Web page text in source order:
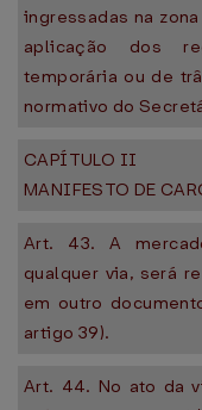
ingressadas na
aplicação dos
temporária ou de
normativo do
CAPÍTULO II
MANIFESTO DE
Art. 43. A
qualquer via, será
em outro
artigo 39).
Art. 44. No ato da